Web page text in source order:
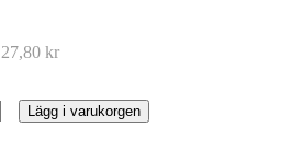
27,80 kr
Lägg i varukorgen